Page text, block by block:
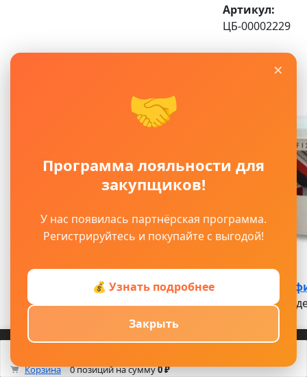
Артикул:
ЦБ-00002229
Клей Р5
Клей Р5
Благодар...
×
🤝
Программа лояльности для
закупщиков!
У нас появилась партнёрская программа.
Регистрируйтесь и покупайте с выгодой!
💰 Узнать подробнее
Закрыть
Корзина 0 позицийна сумму0 ₽
Каталог Смотрели Max/TG
Корзина
0